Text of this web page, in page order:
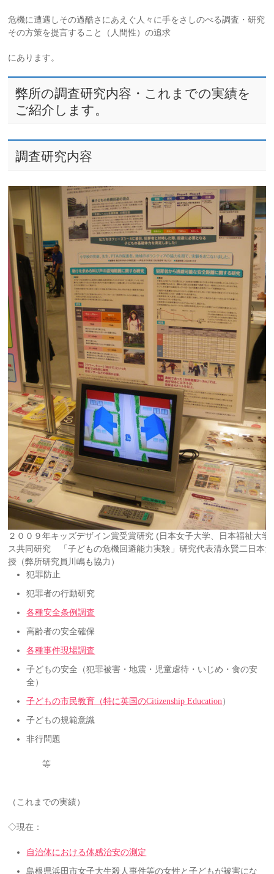
危機に遭遇しその過酷さにあえぐ人々に手をさしのべる調査・研究
その方策を提言すること（人間性）の追求
にあります。
弊所の調査研究内容・これまでの実績を
ご紹介します。
調査研究内容
２００９年キッズデザイン賞受賞研究 (日本女子大学、日本福祉大学
ス共同研究 「子どもの危機回避能力実験」研究代表清永賢二日本
授（弊所研究員川嶋も協力）
犯罪防止
犯罪者の行動研究
各種安全条例調査
高齢者の安全確保
各種事件現場調査
子どもの安全（犯罪被害・地震・児童虐待・いじめ・食の安
全）
子どもの市民教育（特に英国のCitizenship Education ）
子どもの規範意識
非行問題
等
（これまでの実績）
◇現在：
自治体における体感治安の測定
島根県浜田市女子大生殺人事件等の女性と子どもが被害にな